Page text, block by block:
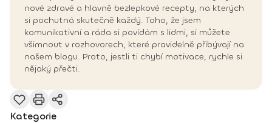
nové zdravé a hlavně bezlepkové recepty, na kterých
si pochutná skutečně každý. Toho, že jsem
komunikativní a ráda si povídám s lidmi, si můžete
všimnout v rozhovorech, které pravidelně přibývají na
našem blogu. Proto, jestli ti chybí motivace, rychle si
nějaký přečti.
Kategorie